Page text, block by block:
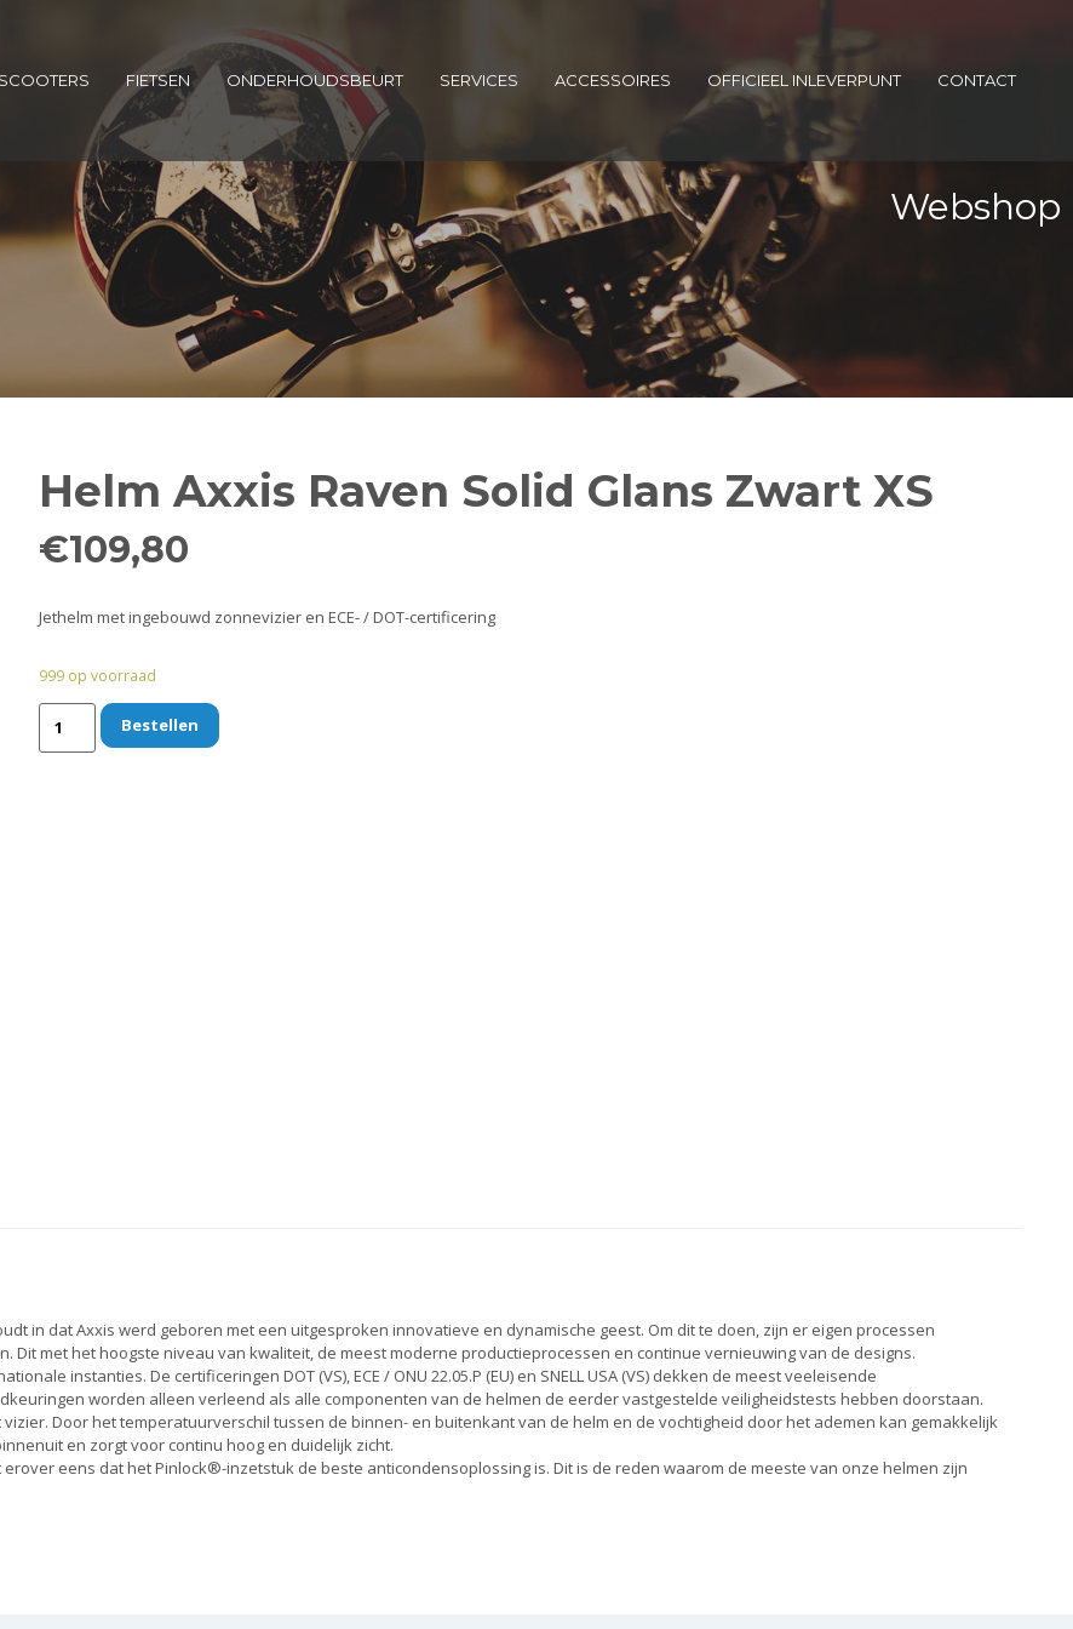
SCOOTERS FIETSEN ONDERHOUDSBEURT SERVICES ACCESSOIRES OFFICIEEL INLEVERPUNT CONTACT
Webshop
Helm Axxis Raven Solid Glans Zwart XS
€109,80
Jethelm met ingebouwd zonnevizier en ECE- / DOT-certificering
999 op voorraad
Bestellen
in dat Axxis werd geboren met een uitgesproken innovatieve en dynamische geest. Om dit te doen, zijn er eigen processen
Dit met het hoogste niveau van kwaliteit, de meest moderne productieprocessen en continue vernieuwing van de designs.
instanties. De certificeringen DOT (VS), ECE / ONU 22.05.P (EU) en SNELL USA (VS) dekken de meest veeleisende
worden alleen verleend als alle componenten van de helmen de eerder vastgestelde veiligheidstests hebben doorstaan.
Door het temperatuurverschil tussen de binnen- en buitenkant van de helm en de vochtigheid door het ademen kan gemakkelijk
en zorgt voor continu hoog en duidelijk zicht.
eens dat het Pinlock®-inzetstuk de beste anticondensoplossing is. Dit is de reden waarom de meeste van onze helmen zijn